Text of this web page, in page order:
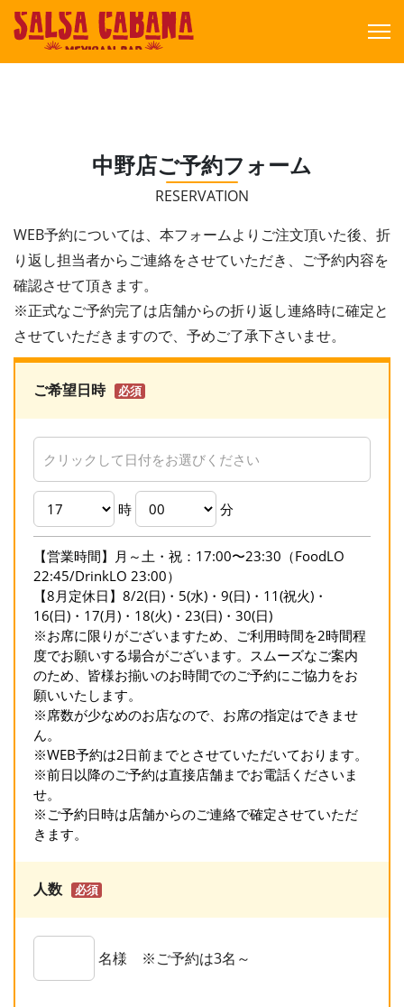
中野店ご予約フォーム
RESERVATION
WEB予約については、本フォームよりご注文頂いた後、折
り返し担当者からご連絡をさせていただき、ご予約内容を
確認させて頂きます。
※正式なご予約完了は店舗からの折り返し連絡時に確定と
させていただきますので、予めご了承下さいませ。
ご希望日時 必須
時 分
【営業時間】月～土・祝：17:00〜23:30（FoodLO
22:45/DrinkLO 23:00）
【8月定休日】8/2(日)・5(水)・9(日)・11(祝火)・
16(日)・17(月)・18(火)・23(日)・30(日)
※お席に限りがございますため、ご利用時間を2時間程
度でお願いする場合がございます。スムーズなご案内
のため、皆様お揃いのお時間でのご予約にご協力をお
願いいたします。
※席数が少なめのお店なので、お席の指定はできませ
ん。
※WEB予約は2日前までとさせていただいております。
※前日以降のご予約は直接店舗までお電話くださいま
せ。
※ご予約日時は店舗からのご連絡で確定させていただ
きます。
人数 必須
名様 ※ご予約は3名～